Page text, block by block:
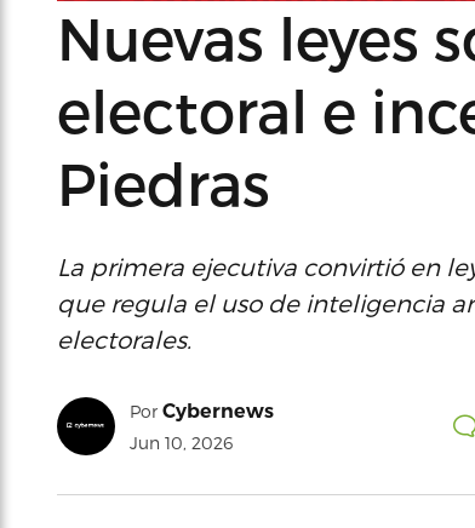
Nuevas leyes
electoral e
Piedras
La primera ejecutiva convirtió en
que regula el uso de inteligencia
electorales.
Por Cybernews
Jun 10, 2026